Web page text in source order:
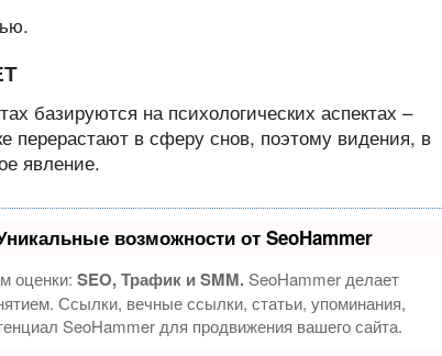
базируются на психологических аспектах –
перерастают в сферу снов, поэтому видения, в
явление.
возможности от SeoHammer
оценки: SEO, Трафик и SMM.SeoHammer делает
Ссылки, вечные ссылки, статьи, упоминания,
SeoHammer для продвижения вашего сайта.